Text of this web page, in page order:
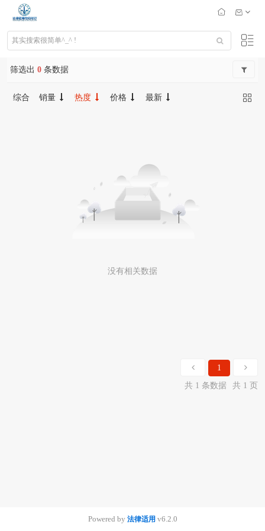
筛选出 0 条数据
综合 销量 热度 价格 最新
没有相关数据
1
共 1 条数据
共 1 页
Powered by 法律适用 v6.2.0